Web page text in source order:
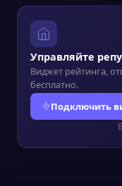
Управляйте
Виджет рейтинга,
бесплатно.
Подключить